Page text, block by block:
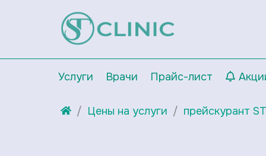
Услуги Врачи Прайс-лист
Цены на услуги прейскурант